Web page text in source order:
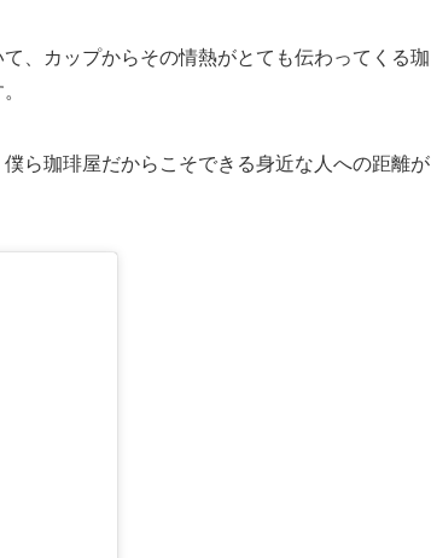
、カップからその情熱がとても伝わってくる珈
ら珈琲屋だからこそできる身近な人への距離が